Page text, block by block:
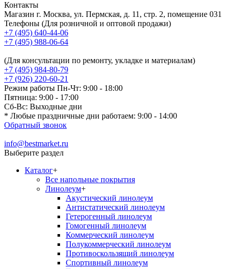
Контакты
Магазин г. Москва, ул. Пермская, д. 11, стр. 2, помещение 031
Телефоны (Для розничной и оптовой продажи)
+7 (495) 640-44-06
+7 (495) 988-06-64
(Для консультации по ремонту, укладке и материалам)
+7 (495) 984-80-79
+7 (926) 220-60-21
Режим работы Пн-Чт: 9:00 - 18:00
Пятница: 9:00 - 17:00
Сб-Вс: Выходные дни
* Любые праздничные дни работаем: 9:00 - 14:00
Обратный звонок
info@bestmarket.ru
Выберите раздел
Каталог+
Все напольные покрытия
Линолеум+
Акустический линолеум
Антистатический линолеум
Гетерогенный линолеум
Гомогенный линолеум
Коммерческий линолеум
Полукоммерческий линолеум
Противоскользящий линолеум
Спортивный линолеум